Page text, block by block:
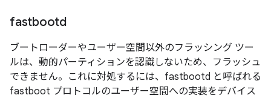
fastbootd
ブートローダーやユーザー空間以外のフラッシング ツー
ルは、動的パーティションを認識しないため、フラッシュ
できません。これに対処するには、fastbootd と呼ばれる
fastboot プロトコルのユーザー空間への実装をデバイス